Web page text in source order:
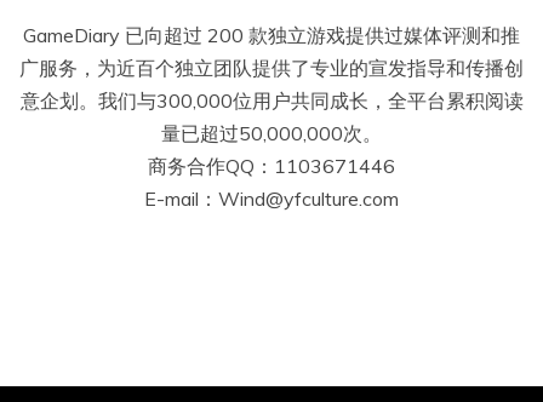
GameDiary 已向超过 200 款独立游戏提供过媒体评测和推
广服务，为近百个独立团队提供了专业的宣发指导和传播创
意企划。我们与300,000位用户共同成长，全平台累积阅读
量已超过50,000,000次。
商务合作QQ：1103671446
E-mail：Wind@yfculture.com